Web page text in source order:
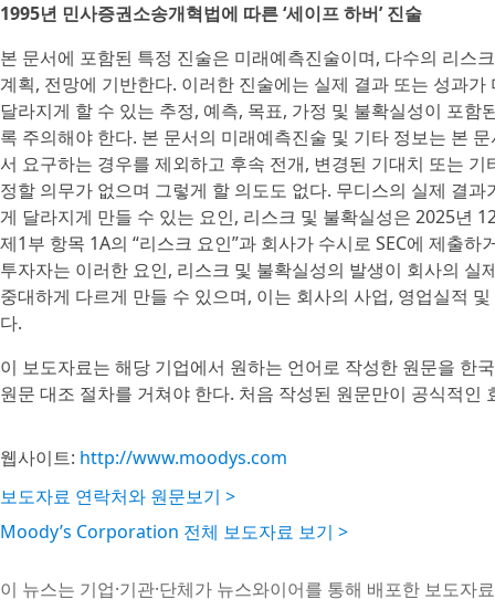
1995년 민사증권소송개혁법에 따른 ‘세이프 하버’ 진술
본 문서에 포함된 특정 진술은 미래예측진술이며, 다수의 리스
계획, 전망에 기반한다. 이러한 진술에는 실제 결과 또는 성과
달라지게 할 수 있는 추정, 예측, 목표, 가정 및 불확실성이 포
록 주의해야 한다. 본 문서의 미래예측진술 및 기타 정보는 본
서 요구하는 경우를 제외하고 후속 전개, 변경된 기대치 또는
정할 의무가 없으며 그렇게 할 의도도 없다. 무디스의 실제 결
게 달라지게 만들 수 있는 요인, 리스크 및 불확실성은 2025년
제1부 항목 1A의 “리스크 요인”과 회사가 수시로 SEC에 제출
투자자는 이러한 요인, 리스크 및 불확실성의 발생이 회사의
중대하게 다르게 만들 수 있으며, 이는 회사의 사업, 영업실적
다.
이 보도자료는 해당 기업에서 원하는 언어로 작성한 원문을 한
원문 대조 절차를 거쳐야 한다. 처음 작성된 원문만이 공식적
웹사이트: http://www.moodys.com
보도자료 연락처와 원문보기 >
Moody’s Corporation 전체 보도자료 보기 >
이 뉴스는 기업·기관·단체가 뉴스와이어를 통해 배포한 보도자